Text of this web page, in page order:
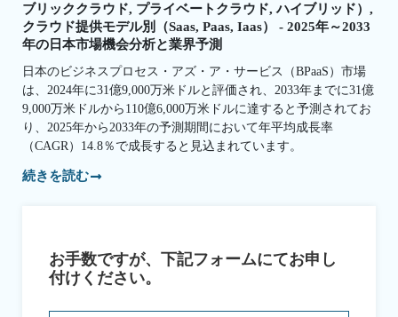
ブリッククラウド, プライベートクラウド, ハイブリッド）,
クラウド提供モデル別（Saas, Paas, Iaas） - 2025年～2033
年の日本市場機会分析と業界予測
日本のビジネスプロセス・アズ・ア・サービス（BPaaS）市場
は、2024年に31億9,000万米ドルと評価され、2033年までに31億
9,000万米ドルから110億6,000万米ドルに達すると予測されてお
り、2025年から2033年の予測期間において年平均成長率
（CAGR）14.8％で成長すると見込まれています。
続きを読む
お手数ですが、下記フォームにてお申し
付けください。